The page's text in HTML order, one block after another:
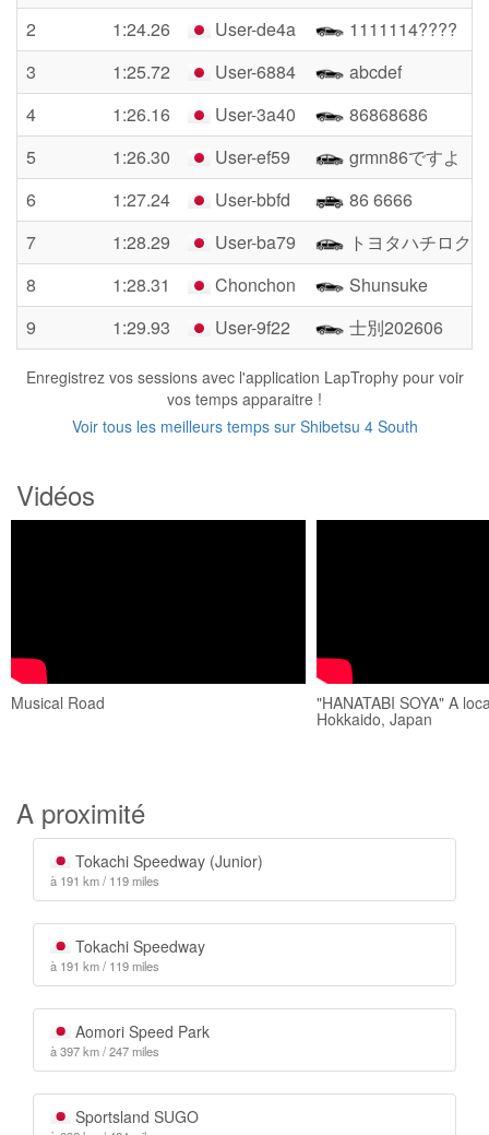
2
1:24.26 User-de4a
1111114????
3
1:25.72 User-6884
abcdef
4
1:26.16 User-3a40
86868686
5
1:26.30 User-ef59
grmn86ですよ
6
1:27.24 User-bbfd
86 6666
7
1:28.29 User-ba79
トヨタハチロク
8
1:28.31 Chonchon
Shunsuke
9
1:29.93 User-9f22 士別202606
Enregistrez vos sessions avec l'application LapTrophy pour voir
vos temps apparaitre !
Voir tous les meilleurs temps sur Shibetsu 4 South
Vidéos
Musical Road "HANATABI SOYA" A
Hokkaido, Japan
A proximité
Tokachi Speedway (Junior)
à 191 km / 119 miles
Tokachi Speedway
à 191 km / 119 miles
Aomori Speed Park
à 397 km / 247 miles
Sportsland SUGO